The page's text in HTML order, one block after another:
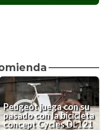
Peugeot juega con su
pasado con la bicicleta
concept Cycles DL121